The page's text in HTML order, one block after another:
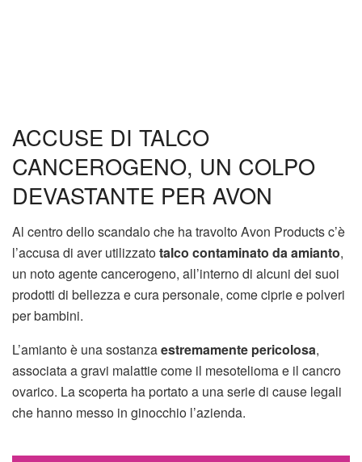
ACCUSE DI TALCO
CANCEROGENO, UN COLPO
DEVASTANTE PER AVON
Al centro dello scandalo che ha travolto Avon Products c’è
l’accusa di aver utilizzatotalco contaminato da amianto,
un noto agente cancerogeno, all’interno di alcuni dei suoi
prodotti di bellezza e cura personale, come ciprie e polveri
per bambini.
L’amianto è una sostanzaestremamente pericolosa,
associata a gravi malattie come il mesotelioma e il cancro
ovarico. La scoperta ha portato a una serie di cause legali
che hanno messo in ginocchio l’azienda.